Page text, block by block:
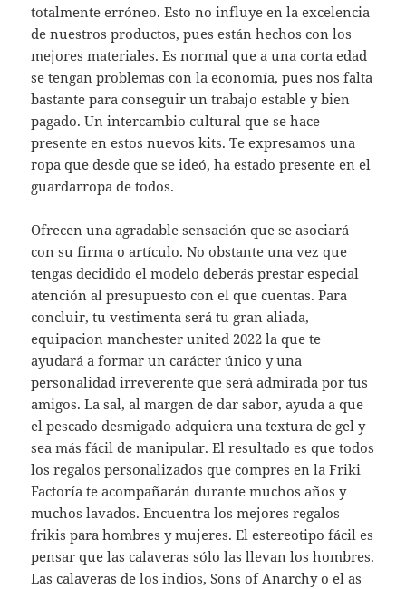
totalmente erróneo. Esto no influye en la excelencia
de nuestros productos, pues están hechos con los
mejores materiales. Es normal que a una corta edad
se tengan problemas con la economía, pues nos falta
bastante para conseguir un trabajo estable y bien
pagado. Un intercambio cultural que se hace
presente en estos nuevos kits. Te expresamos una
ropa que desde que se ideó, ha estado presente en el
guardarropa de todos.
Ofrecen una agradable sensación que se asociará
con su firma o artículo. No obstante una vez que
tengas decidido el modelo deberás prestar especial
atención al presupuesto con el que cuentas. Para
concluir, tu vestimenta será tu gran aliada,
equipacion manchester united 2022 la que te
ayudará a formar un carácter único y una
personalidad irreverente que será admirada por tus
amigos. La sal, al margen de dar sabor, ayuda a que
el pescado desmigado adquiera una textura de gel y
sea más fácil de manipular. El resultado es que todos
los regalos personalizados que compres en la Friki
Factoría te acompañarán durante muchos años y
muchos lavados. Encuentra los mejores regalos
frikis para hombres y mujeres. El estereotipo fácil es
pensar que las calaveras sólo las llevan los hombres.
Las calaveras de los indios, Sons of Anarchy o el as